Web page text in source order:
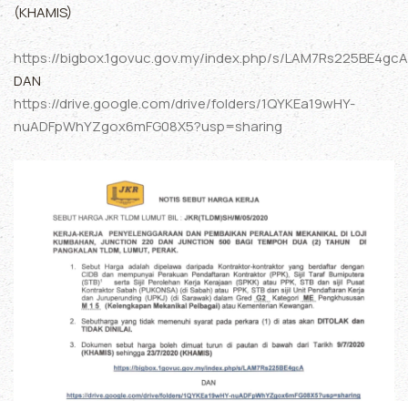
(KHAMIS)
https://bigbox.1govuc.gov.my/index.php/s/LAM7Rs225BE4gcA
DAN
https://drive.google.com/drive/folders/1QYKEa19wHY-
nuADFpWhYZgox6mFG08X5?usp=sharing